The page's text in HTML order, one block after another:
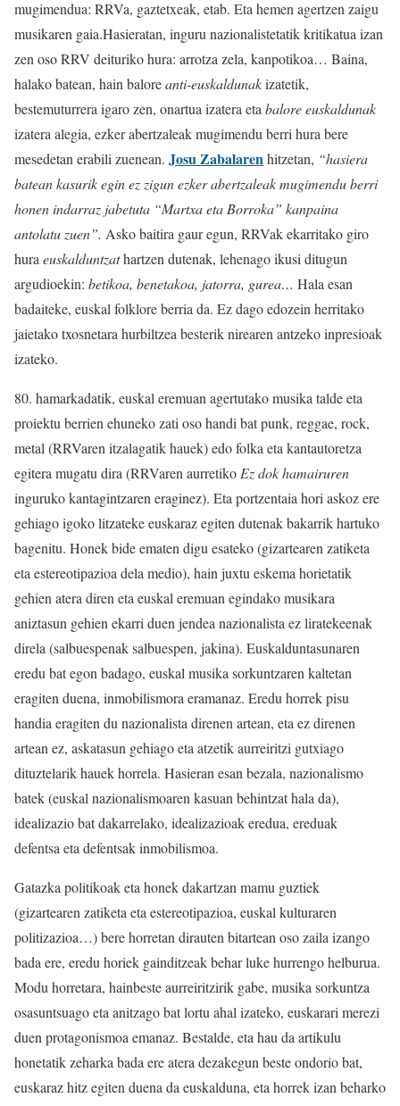
mugimendua: RRVa, gaztetxeak, etab. Eta hemen agertzen zaigu
musikaren gaia.Hasieratan, inguru nazionalistetatik kritikatua izan
zen oso RRV deituriko hura: arrotza zela, kanpotikoa… Baina,
halako batean, hain baloreanti-euskaldunakizatetik,
bestemuturrera igaro zen, onartua izatera eta balore euskaldunak
izatera alegia, ezker abertzaleak mugimendu berri hura bere
mesedetan erabili zuenean. Josu Zabalarenhitzetan, “hasiera
batean kasurik egin ez zigun ezker abertzaleak mugimendu berri
honen indarraz jabetuta “Martxa eta Borroka” kanpaina
antolatu zuen”. Asko baitira gaur egun, RRVak ekarritako giro
hura euskalduntzathartzen dutenak, lehenago ikusi ditugun
argudioekin: betikoa, benetakoa, jatorra, gurea… Hala esan
badaiteke, euskal folklore berria da. Ez dago edozein herritako
jaietako txosnetara hurbiltzea besterik nirearen antzeko inpresioak
izateko.
80. hamarkadatik, euskal eremuan agertutako musika talde eta
proiektu berrien ehuneko zati oso handi bat punk, reggae, rock,
metal (RRVaren itzalagatik hauek) edo folka eta kantautoretza
egitera mugatu dira (RRVaren aurretiko Ez dok hamairuren
inguruko kantagintzaren eraginez). Eta portzentaia hori askoz ere
gehiago igoko litzateke euskaraz egiten dutenak bakarrik hartuko
bagenitu. Honek bide ematen digu esateko (gizartearen zatiketa
eta estereotipazioa dela medio), hain juxtu eskema horietatik
gehien atera diren eta euskal eremuan egindako musikara
aniztasun gehien ekarri duen jendea nazionalista ez liratekeenak
direla (salbuespenak salbuespen, jakina). Euskalduntasunaren
eredu bat egon badago, euskal musika sorkuntzaren kaltetan
eragiten duena, inmobilismora eramanaz. Eredu horrek pisu
handia eragiten du nazionalista direnen artean, eta ez direnen
artean ez, askatasun gehiago eta atzetik aurreiritzi gutxiago
dituztelarik hauek horrela. Hasieran esan bezala, nazionalismo
batek (euskal nazionalismoaren kasuan behintzat hala da),
idealizazio bat dakarrelako, idealizazioak eredua, ereduak
defentsa eta defentsak inmobilismoa.
Gatazka politikoak eta honek dakartzan mamu guztiek
(gizartearen zatiketa eta estereotipazioa, euskal kulturaren
politizazioa…) bere horretan dirauten bitartean oso zaila izango
bada ere, eredu horiek gainditzeak behar luke hurrengo helburua.
Modu horretara, hainbeste aurreiritzirik gabe, musika sorkuntza
osasuntsuago eta anitzago bat lortu ahal izateko, euskarari merezi
duen protagonismoa emanaz. Bestalde, eta hau da artikulu
honetatik zeharka bada ere atera dezakegun beste ondorio bat,
euskaraz hitz egiten duena da euskalduna, eta horrek izan beharko